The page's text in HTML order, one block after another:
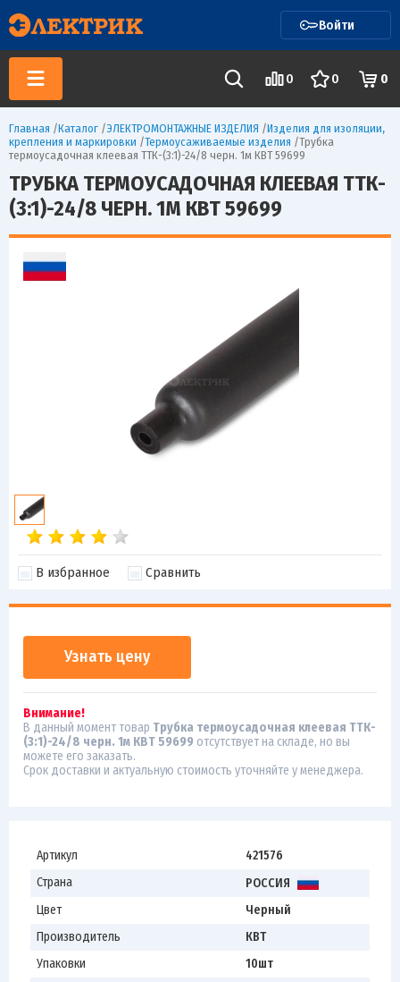
Войти
0 0 0
Главная /Каталог /ЭЛЕКТРОМОНТАЖНЫЕ ИЗДЕЛИЯ /Изделия для изоляции,
крепления и маркировки /Термоусаживаемые изделия /Трубка
термоусадочная клеевая ТТК-(3:1)-24/8 черн. 1м КВТ 59699
ТРУБКА ТЕРМОУСАДОЧНАЯ КЛЕЕВАЯ ТТК-
(3:1)-24/8 ЧЕРН. 1М КВТ 59699
В избранное Сравнить
Узнать цену
Внимание!
В данный момент товар Трубка термоусадочная клеевая ТТК-
(3:1)-24/8 черн. 1м КВТ 59699 отсутствует на складе, но вы
можете его заказать.
Срок доставки и актуальную стоимость уточняйте у менеджера.
Артикул
421576
Страна
РОССИЯ
Цвет
Черный
Производитель
КВТ
Упаковки
10шт